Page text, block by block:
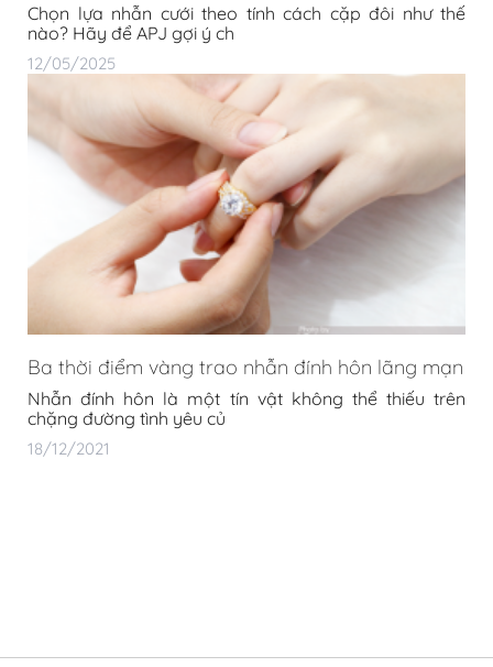
Chọn lựa nhẫn cưới theo tính cách cặp đôi như thế
nào? Hãy để APJ gợi ý ch
12/05/2025
Ba thời điểm vàng trao nhẫn đính hôn lãng mạn
Nhẫn đính hôn là một tín vật không thể thiếu trên
chặng đường tình yêu củ
18/12/2021